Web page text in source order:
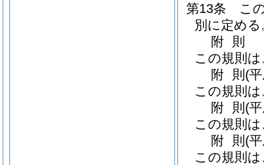
第13条
こ
別に定める
附 則
この規則
附 則 (
この規則
附 則 (
この規則
附 則 (
この規則